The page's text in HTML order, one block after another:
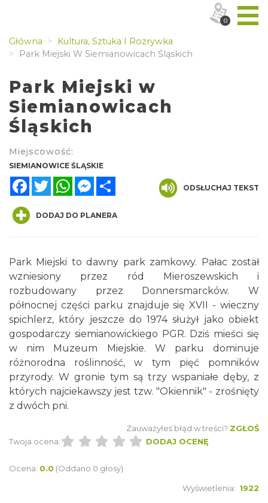
Główna
Kultura, Sztuka I Rozrywka
Park Miejski W Siemianowicach Śląskich
Park Miejski w
Siemianowicach
Śląskich
Miejscowość:
SIEMIANOWICE ŚLĄSKIE
FacebookTwitterWhatsAppMessenger
ODSŁUCHAJ TEKST
DODAJ DO PLANERA
Park Miejski to dawny park zamkowy. Pałac został
wzniesiony przez ród Mieroszewskich i
rozbudowany przez Donnersmarcków. W
północnej części parku znajduje się XVII - wieczny
spichlerz, który jeszcze do 1974 służył jako obiekt
gospodarczy siemianowickiego PGR. Dziś mieści się
w nim Muzeum Miejskie. W parku dominuje
różnorodna roślinność, w tym pięć pomników
przyrody. W gronie tym są trzy wspaniałe dęby, z
których najciekawszy jest tzw. "Okiennik" - zrośnięty
z dwóch pni.
Zauważyłeś błąd w treści? ZGŁOŚ
Twoja ocena:
DODAJ OCENĘ
Ocena: 0.0 (Oddano 0 głosy)
Wyświetlenia: 1922
0